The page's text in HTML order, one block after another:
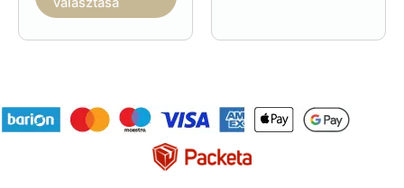
650 Ft
több
változatok
a